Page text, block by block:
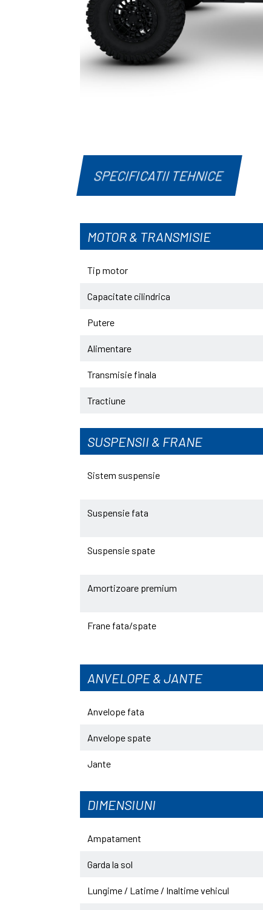
SPECIFICATII TEHNICE
MOTOR & TRANSMISIE
Tip motor
Capacitate cilindrica
Putere
Alimentare
Transmisie finala
Tractiune
SUSPENSII & FRANE
Sistem suspensie
Suspensie fata
Suspensie spate
Amortizoare premium
Frane fata/spate
ANVELOPE & JANTE
Anvelope fata
Anvelope spate
Jante
DIMENSIUNI
Ampatament
Garda la sol
Lungime / Latime / Inaltime vehicul